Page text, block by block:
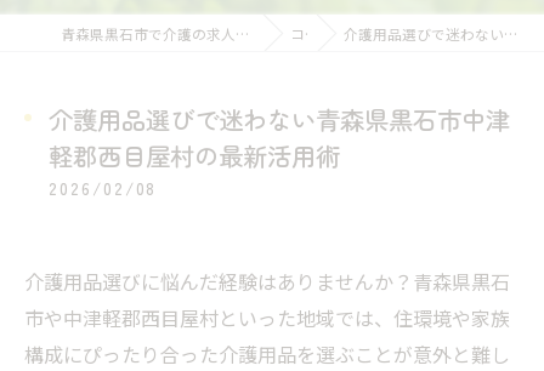
青森県黒石市で介護の求人ならサービス付き高齢者向け住宅ひまわりハウス コラム 介護用品選びで迷わない青森県黒石市中津軽郡西目屋村の最新活用術
介護用品選びで迷わない青森県黒石市中津
軽郡西目屋村の最新活用術
2026/02/08
介護用品選びに悩んだ経験はありませんか？青森県黒石
市や中津軽郡西目屋村といった地域では、住環境や家族
構成にぴったり合った介護用品を選ぶことが意外と難し